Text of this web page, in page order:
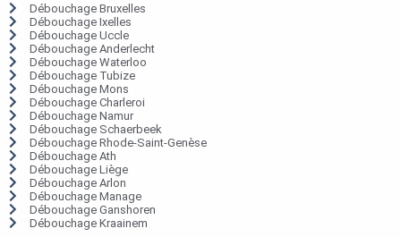
Débouchage Bruxelles
Débouchage Ixelles
Débouchage Uccle
Débouchage Anderlecht
Débouchage Waterloo
Débouchage Tubize
Débouchage Mons
Débouchage Charleroi
Débouchage Namur
Débouchage Schaerbeek
Débouchage Rhode-Saint-Genèse
Débouchage Ath
Débouchage Liège
Débouchage Arlon
Débouchage Manage
Débouchage Ganshoren
Débouchage Kraainem